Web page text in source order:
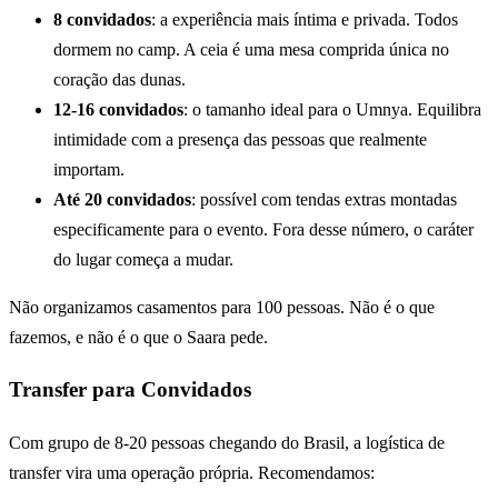
8 convidados: a experiência mais íntima e privada. Todos
dormem no camp. A ceia é uma mesa comprida única no
coração das dunas.
12-16 convidados: o tamanho ideal para o Umnya. Equilibra
intimidade com a presença das pessoas que realmente
importam.
Até 20 convidados: possível com tendas extras montadas
especificamente para o evento. Fora desse número, o caráter
do lugar começa a mudar.
Não organizamos casamentos para 100 pessoas. Não é o que
fazemos, e não é o que o Saara pede.
Transfer para Convidados
Com grupo de 8-20 pessoas chegando do Brasil, a logística de
transfer vira uma operação própria. Recomendamos: